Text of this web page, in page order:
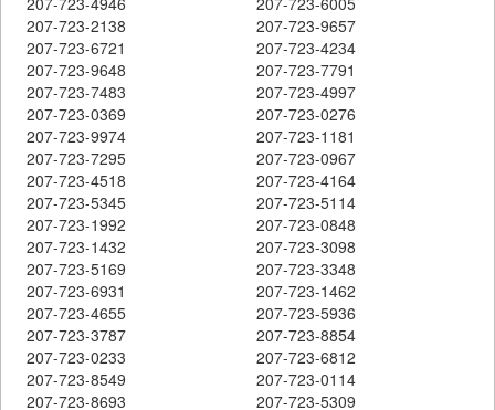
207-723-2138
207-723-9657
207-723-6721
207-723-4234
207-723-9648
207-723-7791
207-723-7483
207-723-4997
207-723-0369
207-723-0276
207-723-9974
207-723-1181
207-723-7295
207-723-0967
207-723-4518
207-723-4164
207-723-5345
207-723-5114
207-723-1992
207-723-0848
207-723-1432
207-723-3098
207-723-5169
207-723-3348
207-723-6931
207-723-1462
207-723-4655
207-723-5936
207-723-3787
207-723-8854
207-723-0233
207-723-6812
207-723-8549
207-723-0114
207-723-8693
207-723-5309